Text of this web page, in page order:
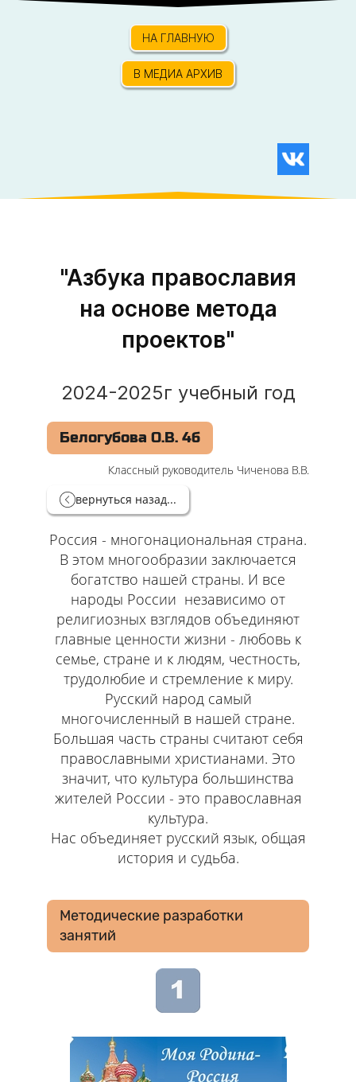
НА ГЛАВНУЮ
В МЕДИА АРХИВ
"Азбука православия
на основе метода
проектов"
2024-2025г учебный год
Белогубова О.В. 4б
Классный руководитель Чиченова В.В.
вернуться назад...
Россия - многонациональная страна.
В этом многообразии заключается
богатство нашей страны. И все
народы России независимо от
религиозных взглядов объединяют
главные ценности жизни - любовь к
семье, стране и к людям, честность,
трудолюбие и стремление к миру.
Русский народ самый
многочисленный в нашей стране.
Большая часть страны считают себя
православными христианами. Это
значит, что культура большинства
жителей России - это православная
культура.
Нас объединяет русский язык, общая
история и судьба.
Методические разработки
занятий